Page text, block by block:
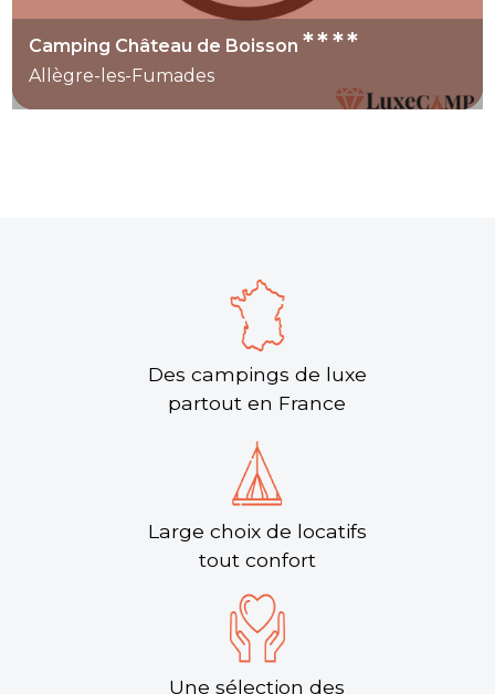
Camping Château de Boisson****
Allègre-les-Fumades
Des campings de luxe
partout en France
Large choix de locatifs
tout confort
Une sélection des